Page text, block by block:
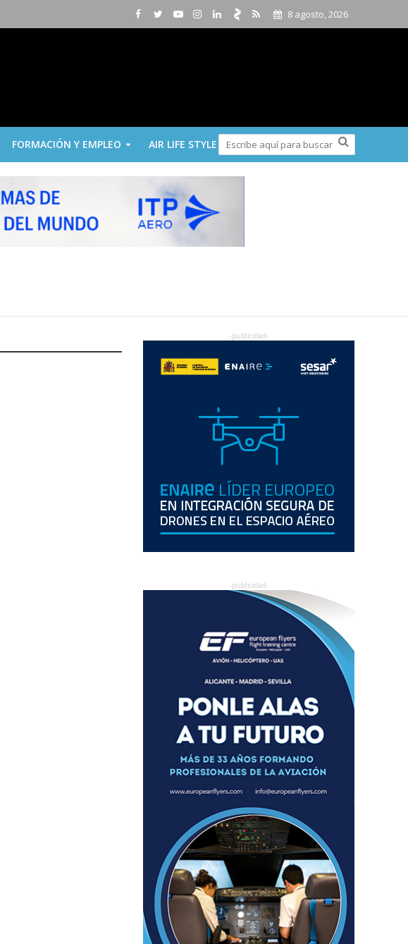
8 agosto, 2026
FORMACIÓN Y EMPLEO AIR LIFE STYLE